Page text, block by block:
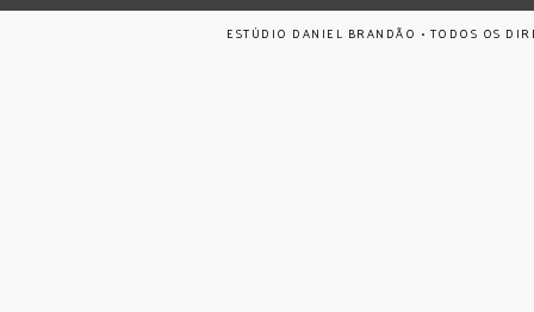
ESTÚDIO DANIEL BRANDÃO • TODOS OS